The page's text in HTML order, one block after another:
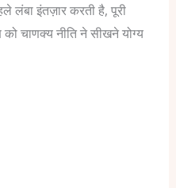
लंबा इंतज़ार करती है, पूरी
चाणक्य नीति ने सीखने योग्य